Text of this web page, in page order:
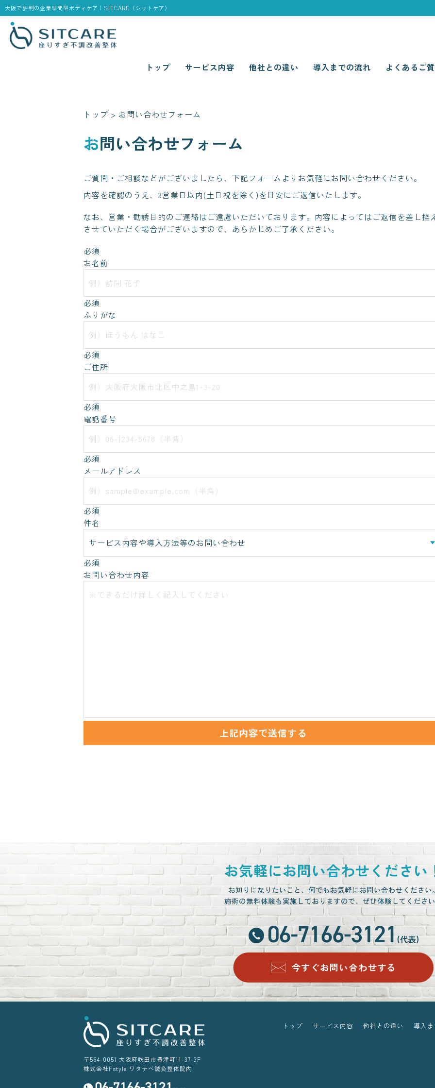
大阪で評判の企業訪問型ボディケア | SITCARE（シットケア）
トップ サービス内容 他社との違い 導入までの流れ よくあるご
トップ > お問い合わせフォーム
お問い合わせフォーム
ご質問・ご相談などがございましたら、下記フォームよりお気軽にお問い合わせください。
内容を確認のうえ、3営業日以内(土日祝を除く)を目安にご返信いたします。
なお、営業・勧誘目的のご連絡はご遠慮いただいております。内容によってはご返信を差し控
させていただく場合がございますので、あらかじめご了承ください。
必須
お名前
必須
ふりがな
必須
ご住所
必須
電話番号
必須
メールアドレス
必須
件名
必須
お問い合わせ内容
お気軽にお問い合わせください
お知りになりたいこと、 何でもお気軽にお問い合わせください
施術の無料体験も実施しておりますので、 ぜひ体験してくださ
今すぐお問い合わせする
トップ サービス内容 他社との違い 導入
〒564-0051 大阪府吹田市豊津町11-37-3F
株式会社Fstyle ワタナベ鍼灸整体院内